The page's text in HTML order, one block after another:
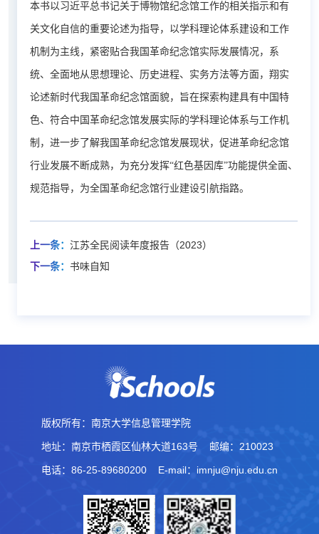
本书以习近平总书记关于博物馆纪念馆工作的相关指示和有
关文化自信的重要论述为指导，以学科理论体系建设和工作
机制为主线，紧密贴合我国革命纪念馆实际发展情况，系
统、全面地从思想理论、历史进程、实务方法等方面，翔实
论述新时代我国革命纪念馆面貌，旨在探索构建具有中国特
色、符合中国革命纪念馆发展实际的学科理论体系与工作机
制，进一步了解我国革命纪念馆发展现状，促进革命纪念馆
行业发展不断成熟，为充分发挥“红色基因库”功能提供全面、
规范指导，为全国革命纪念馆行业建设引航指路。
上一条： 江苏全民阅读年度报告（2023）
下一条： 书味自知
版权所有：南京大学信息管理学院
地址：南京市栖霞区仙林大道163号 邮编：210023
电话：86-25-89680200 E-mail：imnju@nju.edu.cn